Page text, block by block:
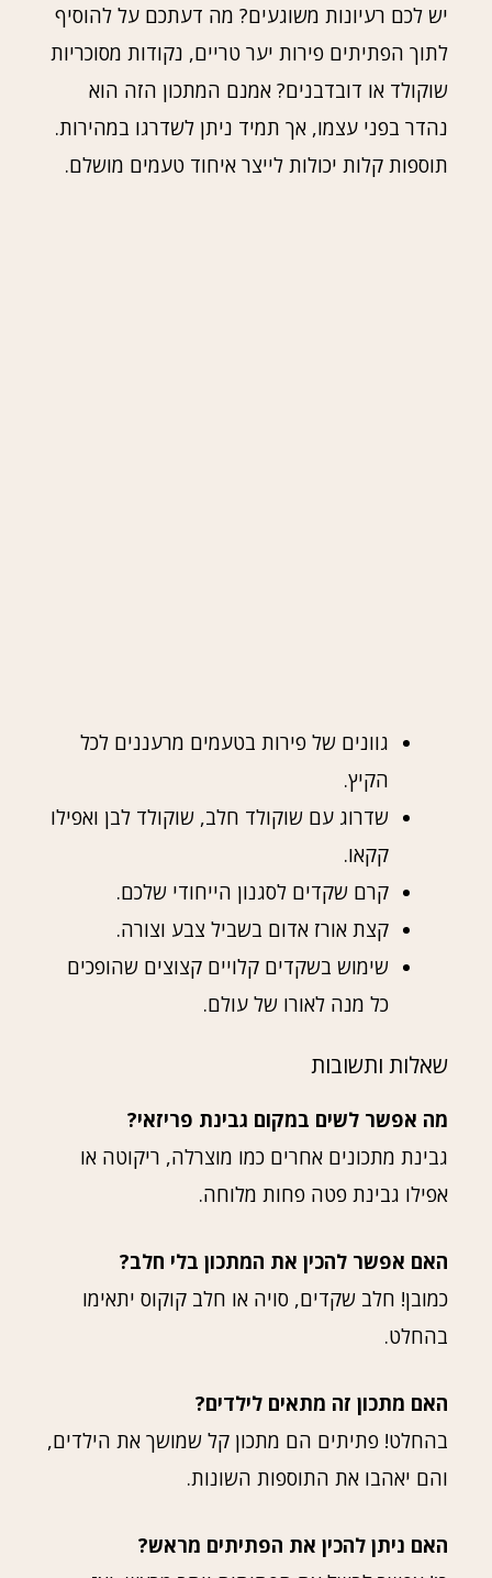
יש לכם רעיונות משוגעים? מה דעתכם על להוסיף
לתוך הפתיתים פירות יער טריים, נקודות מסוכריות
שוקולד או דובדבנים? אמנם המתכון הזה הוא
נהדר בפני עצמו, אך תמיד ניתן לשדרגו במהירות.
תוספות קלות יכולות לייצר איחוד טעמים מושלם.
גוונים של פירות בטעמים מרעננים לכל
הקיץ.
שדרוג עם שוקולד חלב, שוקולד לבן ואפילו
קקאו.
קרם שקדים לסגנון הייחודי שלכם.
קצת אורז אדום בשביל צבע וצורה.
שימוש בשקדים קלויים קצוצים שהופכים
כל מנה לאורו של עולם.
שאלות ותשובות
מה אפשר לשים במקום גבינת פריזאי?
גבינת מתכונים אחרים כמו מוצרלה, ריקוטה או
אפילו גבינת פטה פחות מלוחה.
האם אפשר להכין את המתכון בלי חלב?
כמובן! חלב שקדים, סויה או חלב קוקוס יתאימו
בהחלט.
האם מתכון זה מתאים לילדים?
בהחלט! פתיתים הם מתכון קל שמושך את הילדים,
והם יאהבו את התוספות השונות.
האם ניתן להכין את הפתיתים מראש?